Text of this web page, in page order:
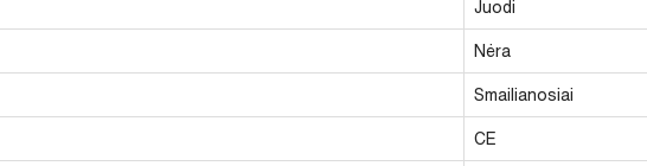
Juodi
Nėra
Smailianosiai
CE